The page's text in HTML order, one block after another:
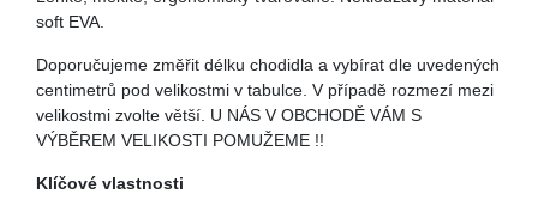
soft EVA.
Doporučujeme změřit délku chodidla a vybírat dle uvedených
centimetrů pod velikostmi v tabulce. V případě rozmezí mezi
velikostmi zvolte větší. U NÁS V OBCHODĚ VÁM S
VÝBĚREM VELIKOSTI POMUŽEME !!
Klíčové vlastnosti